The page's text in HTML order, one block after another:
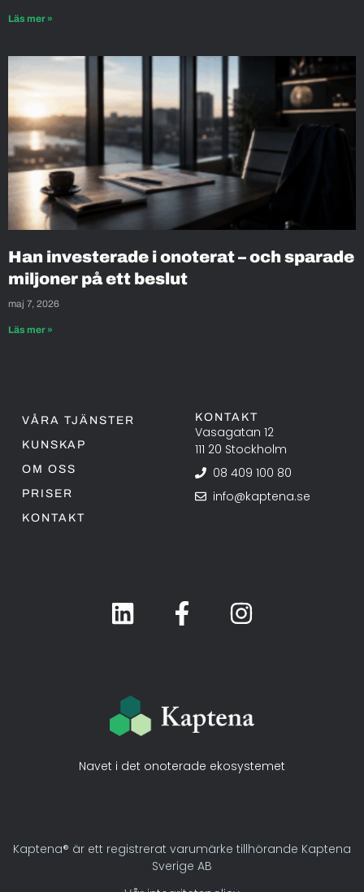
Läs mer »
Han investerade i onoterat – och sparade
miljoner på ett beslut
maj 7, 2026
Läs mer »
Navet i det onoterade ekosystemet
VÅRA TJÄNSTER
KUNSKAP
OM OSS
PRISER
KONTAKT
KONTAKT
Vasagatan 12
111 20 Stockholm
08 409 100 80
info@kaptena.se
Kaptena® är ett registrerat varumärke tillhörande Kaptena
Sverige AB